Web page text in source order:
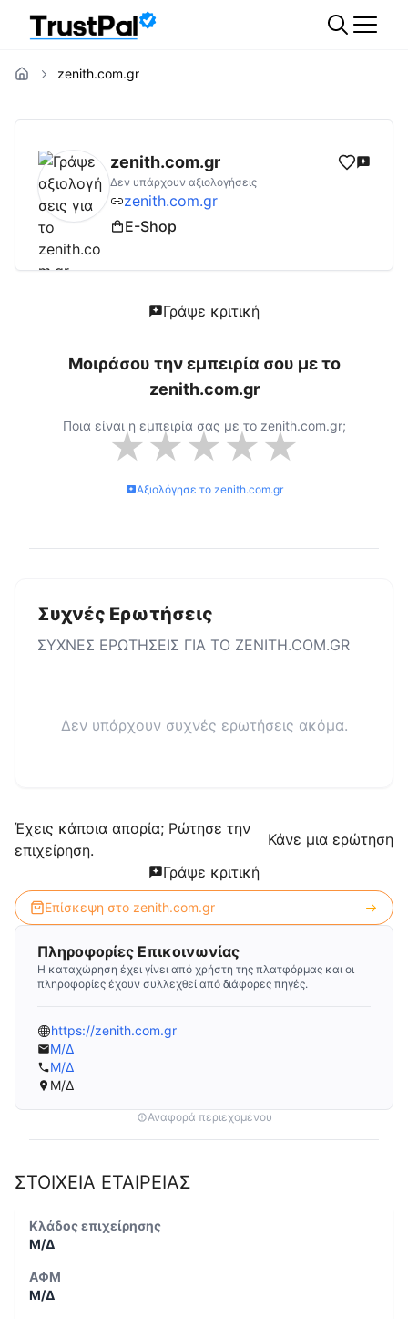
zenith.com.gr
zenith.com.gr Αξιολογήσεις | Δες
zenith.com.gr
Δεν υπάρχουν αξιολογήσεις
zenith.com.gr
E-Shop
Γράψε κριτική
Μοιράσου την εμπειρία σου με το
zenith.com.gr
Ποια είναι η εμπειρία σας με το zenith.com.gr;
★★★★★
Αξιολόγησε το zenith.com.gr
Συχνές Ερωτήσεις
ΣΥΧΝΕΣ ΕΡΩΤΗΣΕΙΣ ΓΙΑ ΤΟ ZENITH.COM.GR
Δεν υπάρχουν συχνές ερωτήσεις ακόμα.
Έχεις κάποια απορία; Ρώτησε την
επιχείρηση.
Κάνε μια ερώτηση
Γράψε κριτική
Επίσκεψη στο zenith.com.gr
Πληροφορίες Επικοινωνίας
Η καταχώρηση έχει γίνει από χρήστη της πλατφόρμας και οι
πληροφορίες έχουν συλλεχθεί από διάφορες πηγές.
https://zenith.com.gr
Μ/Δ
Μ/Δ
Μ/Δ
Αναφορά περιεχομένου
ΣΤΟΙΧΕΙΑ ΕΤΑΙΡΕΙΑΣ
Κλάδος επιχείρησης
Μ/Δ
ΑΦΜ
Μ/Δ